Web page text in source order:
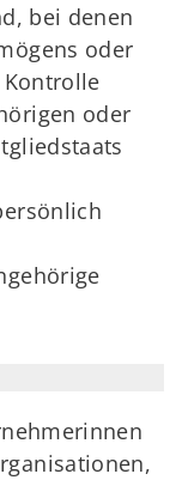
bei denen
oder
oder